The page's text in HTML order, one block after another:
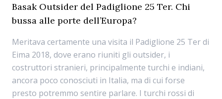
Basak Outsider del Padiglione 25 Ter. Chi
bussa alle porte dell’Europa?
Meritava certamente una visita il Padiglione 25 Ter di
Eima 2018, dove erano riuniti gli outsider, i
costruttori stranieri, principalmente turchi e indiani,
ancora poco conosciuti in Italia, ma di cui forse
presto potremmo sentire parlare. I turchi rossi di